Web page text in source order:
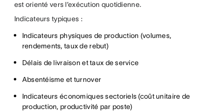
est orienté vers l’exécution quotidienne.
Indicateurs typiques :
Indicateurs physiques de production (volumes,
rendements, taux de rebut)
Délais de livraison et taux de service
Absentéisme et turnover
Indicateurs économiques sectoriels (coût unitaire de
production, productivité par poste)